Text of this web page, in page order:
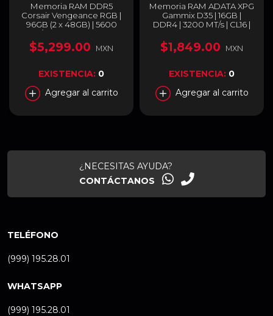
Memoria RAM DDR5
Corsair Vengeance RGB |
96GB (2 x 48GB) | 5600
MT/s | CL40 | XMP 3.0 |
RGB |
CMH96GX5M2B5600C40
$5,299.00 MXN
EXISTENCIA: 0
Agregar al carrito
Memoria RAM ADATA XPG
Gammix D35 | 16GB |
DDR4 | 3200 MT/s | CL16 |
AX4U320016G16A-SBKD35
$1,849.00 MXN
EXISTENCIA: 0
Agregar al carrito
¿NECESITAS AYUDA?
CONTÁCTANOS
TELÉFONO
(999) 195.28.01
WHATSAPP
(999) 195.28.01